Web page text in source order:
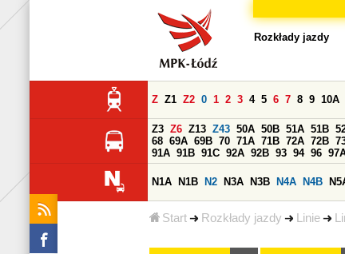
Start Rozkłady jazdy Linie
Rozkłady jazdy
Z Z1 Z2 0 1 2 3 4 5 6 7 8 9 10A
Z3 Z6 Z13 Z43 50A 50B 51A 51B
68 69A 69B 70 71A 71B 72A 72B
91A 91B 91C 92A 92B 93 94 96
N1A N1B N2 N3A N3B N4A N4B